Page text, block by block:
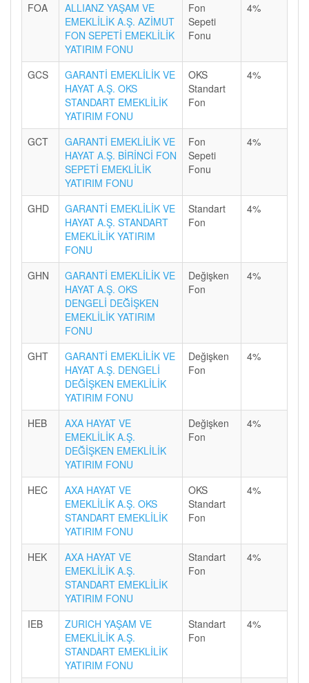
FOA
ALLIANZ YAŞAM VE
EMEKLİLİK A.Ş. AZİMUT
FON SEPETİ EMEKLİLİK
YATIRIM FONU
Fon
Sepeti
Fonu
4%
GCS
GARANTİ EMEKLİLİK VE
HAYAT A.Ş. OKS
STANDART EMEKLİLİK
YATIRIM FONU
OKS
Standart
Fon
4%
GCT
GARANTİ EMEKLİLİK VE
HAYAT A.Ş. BİRİNCİ FON
SEPETİ EMEKLİLİK
YATIRIM FONU
Fon
Sepeti
Fonu
4%
GHD
GARANTİ EMEKLİLİK VE
HAYAT A.Ş. STANDART
EMEKLİLİK YATIRIM
FONU
Standart
Fon
4%
GHN
GARANTİ EMEKLİLİK VE
HAYAT A.Ş. OKS
DENGELİ DEĞİŞKEN
EMEKLİLİK YATIRIM
FONU
Değişken
Fon
4%
GHT
GARANTİ EMEKLİLİK VE
HAYAT A.Ş. DENGELİ
DEĞİŞKEN EMEKLİLİK
YATIRIM FONU
Değişken
Fon
4%
HEB
AXA HAYAT VE
EMEKLİLİK A.Ş.
DEĞİŞKEN EMEKLİLİK
YATIRIM FONU
Değişken
Fon
4%
HEC
AXA HAYAT VE
EMEKLİLİK A.Ş. OKS
STANDART EMEKLİLİK
YATIRIM FONU
OKS
Standart
Fon
4%
HEK
AXA HAYAT VE
EMEKLİLİK A.Ş.
STANDART EMEKLİLİK
YATIRIM FONU
Standart
Fon
4%
IEB
ZURICH YAŞAM VE
EMEKLİLİK A.Ş.
STANDART EMEKLİLİK
YATIRIM FONU
Standart
Fon
4%